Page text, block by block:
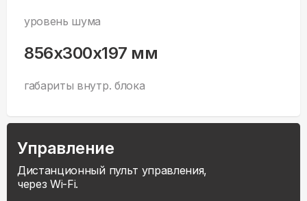
уровень шума
856x300x197 мм
габариты внутр. блока
Управление
Дистанционный пульт управления,
через Wi-Fi.